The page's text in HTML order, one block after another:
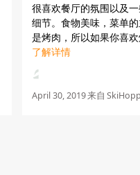
很喜欢餐厅的氛围以及
细节。食物美味，菜单
是烤肉，所以如果你喜
类的食物，那这里会是
们还提供很多阿拉伯面
你品尝。乐意推荐这里。
了解详情
April 30, 2019来自